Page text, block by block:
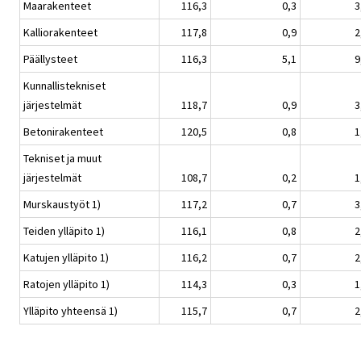
Maarakenteet
116,3 0,3
Kalliorakenteet
117,8 0,9
Päällysteet
116,3 5,1
Kunnallistekniset
järjestelmät
118,7 0,9
Betonirakenteet
120,5 0,8
Tekniset ja muut
järjestelmät
108,7 0,2
Murskaustyöt 1)
117,2 0,7
Teiden ylläpito 1)
116,1 0,8
Katujen ylläpito 1)
116,2 0,7
Ratojen ylläpito 1)
114,3 0,3
Ylläpito yhteensä 1)
115,7 0,7